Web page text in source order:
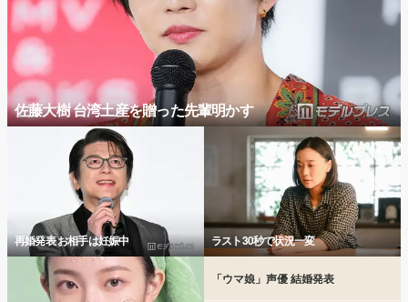
佐藤大樹 台湾土産を贈った先輩明かす
再婚発表 お相手は妊娠中 ラスト30秒で状況一変
「ウマ娘」声優 結婚発表